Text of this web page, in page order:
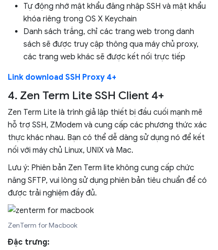
Tự động nhớ mật khẩu đăng nhập SSH và mật khẩu
khóa riêng trong OS X Keychain
Danh sách trắng, chỉ các trang web trong danh
sách sẽ được truy cập thông qua máy chủ proxy,
các trang web khác sẽ được kết nối trực tiếp
Link download SSH Proxy 4+
4. Zen Term Lite SSH Client 4+
Zen Term Lite là trình giả lập thiết bị đầu cuối mạnh mẽ
hỗ trợ SSH, ZModem và cung cấp các phương thức xác
thực khác nhau. Bạn có thể dễ dàng sử dụng nó để kết
nối với máy chủ Linux, UNIX và Mac.
Lưu ý: Phiên bản Zen Term lite không cung cấp chức
năng SFTP, vui lòng sử dụng phiên bản tiêu chuẩn để có
được trải nghiệm đầy đủ.
ZenTerm for Macbook
Đặc trưng: